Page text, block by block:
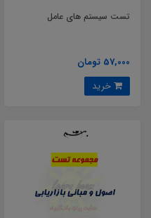
تست سیستم های عامل
57,000 تومان